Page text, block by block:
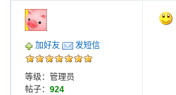
加好友 发短信
等级：管理员
帖子： 924